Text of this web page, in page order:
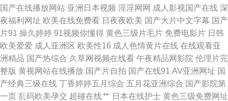
韩精品欧美自拍 91传媒专区 日本精品五区 操碰久久 蜜桃aa视频导航 香蕉食
品 97人妻人人 海角社区av在线 熟妇精品视频91 福利网址在线导航 人妖自
慰网站 91爱爱Tv 激情另类小说 亚洲黄色中文网址 超碰日日操 欧美日B毛片
视频 91v91cn 国语肏屄视频 熟女视频91 91视频免费试看 国产黑料av导航
国产在线播放网站 亚洲日本视频 淫淫网网 成人影视国产在线 深
夜福利网址 欧美在线免费看 日夜夜欧美 国产大片中文字幕 国产
片91 操久婷婷 91视频你懂得 黄色三级片毛片 免费电影片 日韩
欧美爱爱 成人亚洲区 欧美性16 成人色情黄片在线 在线观看亚
洲精品 国产热综合 久草网视频在线看 午夜精品网影院 伦理片完
整版 黄视网站在线播放 国产片自拍 国产在线91 AV亚洲网址 国
产经典三级在线 丁香婷婷五月综合 五月花亚洲综合 国产影院第
一页 乱码欧美孕交 超碰在线艹 日本在线护士 黄色三级免费网址